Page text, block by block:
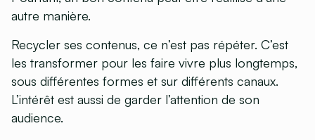
autre manière.
Recycler ses contenus, ce n’est pas répéter. C’est
les transformer pour les faire vivre plus longtemps,
sous différentes formes et sur différents canaux.
L’intérêt est aussi de garder l’attention de son
audience.